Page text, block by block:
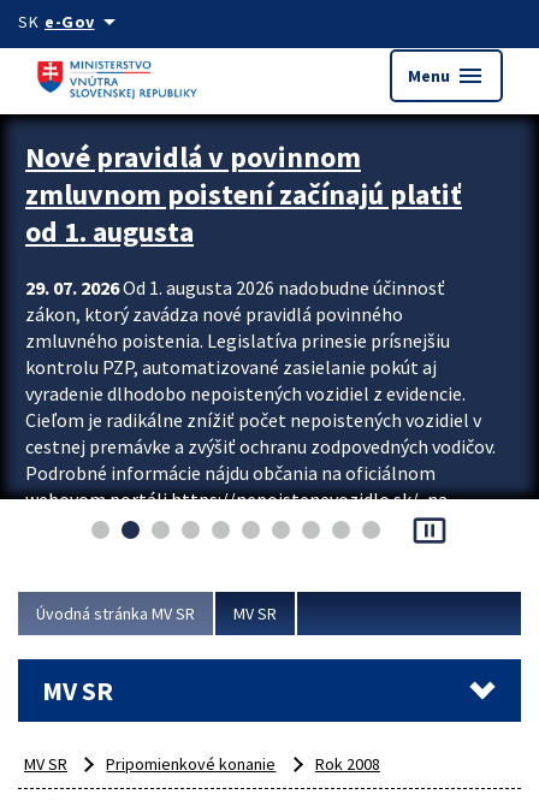
Preskocit na hlavný obsah
SK e-Govarrow_drop_down
Menu menu
Zastavit automatický posun upútavok
Nové pravidlá v povinnom
zmluvnom poistení začínajú platiť
od 1. augusta
29. 07. 2026Od 1. augusta 2026 nadobudne účinnosť
zákon, ktorý zavádza nové pravidlá povinného
zmluvného poistenia. Legislatíva prinesie prísnejšiu
kontrolu PZP, automatizované zasielanie pokút aj
vyradenie dlhodobo nepoistených vozidiel z evidencie.
Cieľom je radikálne znížiť počet nepoistených vozidiel v
cestnej premávke a zvýšiť ochranu zodpovedných vodičov.
Podrobné informácie nájdu občania na oficiálnom
webovom portáli https://nepoistenevozidlo.sk/, na
ktorom od augusta pribudne aj možnosť overiť si...
pause_presentation
Úvodná stránka MV SR MV SR
MV SR
MV SR Pripomienkové konanie Rok 2008